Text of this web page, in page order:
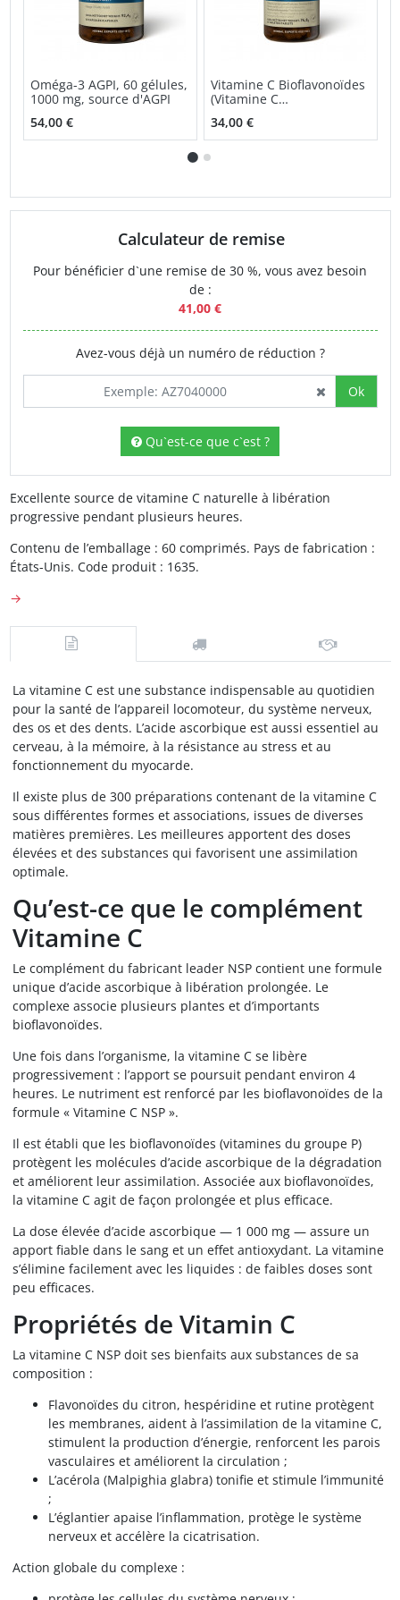
Oméga-3 AGPI, 60 gélules,
1000 mg, source d'AGPI
54,00 €
Vitamine C Bioflavonoïdes
(Vitamine C
34,00 €
Calculateur de remise
Pour bénéficier d`une remise de 30 %, vous avez besoin
de :
41,00 €
Avez-vous déjà un numéro de réduction ?
Ok
Qu`est-ce que c`est ?
Excellente source de vitamine C naturelle à libération
progressive pendant plusieurs heures.
Contenu de l’emballage : 60 comprimés. Pays de fabrication :
États-Unis. Code produit : 1635.
→
La vitamine C est une substance indispensable au quotidien
pour la santé de l’appareil locomoteur, du système nerveux,
des os et des dents. L’acide ascorbique est aussi essentiel au
cerveau, à la mémoire, à la résistance au stress et au
fonctionnement du myocarde.
Il existe plus de 300 préparations contenant de la vitamine C
sous différentes formes et associations, issues de diverses
matières premières. Les meilleures apportent des doses
élevées et des substances qui favorisent une assimilation
optimale.
Qu’est-ce que le complément
Vitamine C
Le complément du fabricant leader NSP contient une formule
unique d’acide ascorbique à libération prolongée. Le
complexe associe plusieurs plantes et d’importants
bioflavonoïdes.
Une fois dans l’organisme, la vitamine C se libère
progressivement : l’apport se poursuit pendant environ 4
heures. Le nutriment est renforcé par les bioflavonoïdes de la
formule « Vitamine C NSP ».
Il est établi que les bioflavonoïdes (vitamines du groupe P)
protègent les molécules d’acide ascorbique de la dégradation
et améliorent leur assimilation. Associée aux bioflavonoïdes,
la vitamine C agit de façon prolongée et plus efficace.
La dose élevée d’acide ascorbique — 1 000 mg — assure un
apport fiable dans le sang et un effet antioxydant. La vitamine
s’élimine facilement avec les liquides : de faibles doses sont
peu efficaces.
Propriétés de Vitamin C
La vitamine C NSP doit ses bienfaits aux substances de sa
composition :
Flavonoïdes du citron, hespéridine et rutine protègent
les membranes, aident à l’assimilation de la vitamine C,
stimulent la production d’énergie, renforcent les parois
vasculaires et améliorent la circulation ;
L’acérola (Malpighia glabra) tonifie et stimule l’immunité
;
L’églantier apaise l’inflammation, protège le système
nerveux et accélère la cicatrisation.
Action globale du complexe :